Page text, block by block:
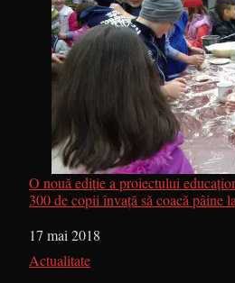
O nouă ediție a proiectului
300 de copii învață să coacă pâine
Dată
17 mai 2018
În legătură cu
Actualitate